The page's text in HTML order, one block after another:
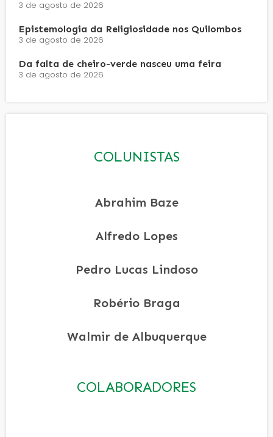
3 de agosto de 2026
Epistemologia da Religiosidade nos Quilombos
3 de agosto de 2026
Da falta de cheiro-verde nasceu uma feira
3 de agosto de 2026
COLUNISTAS
Abrahim Baze
Alfredo Lopes
Pedro Lucas Lindoso
Robério Braga
Walmir de Albuquerque
COLABORADORES